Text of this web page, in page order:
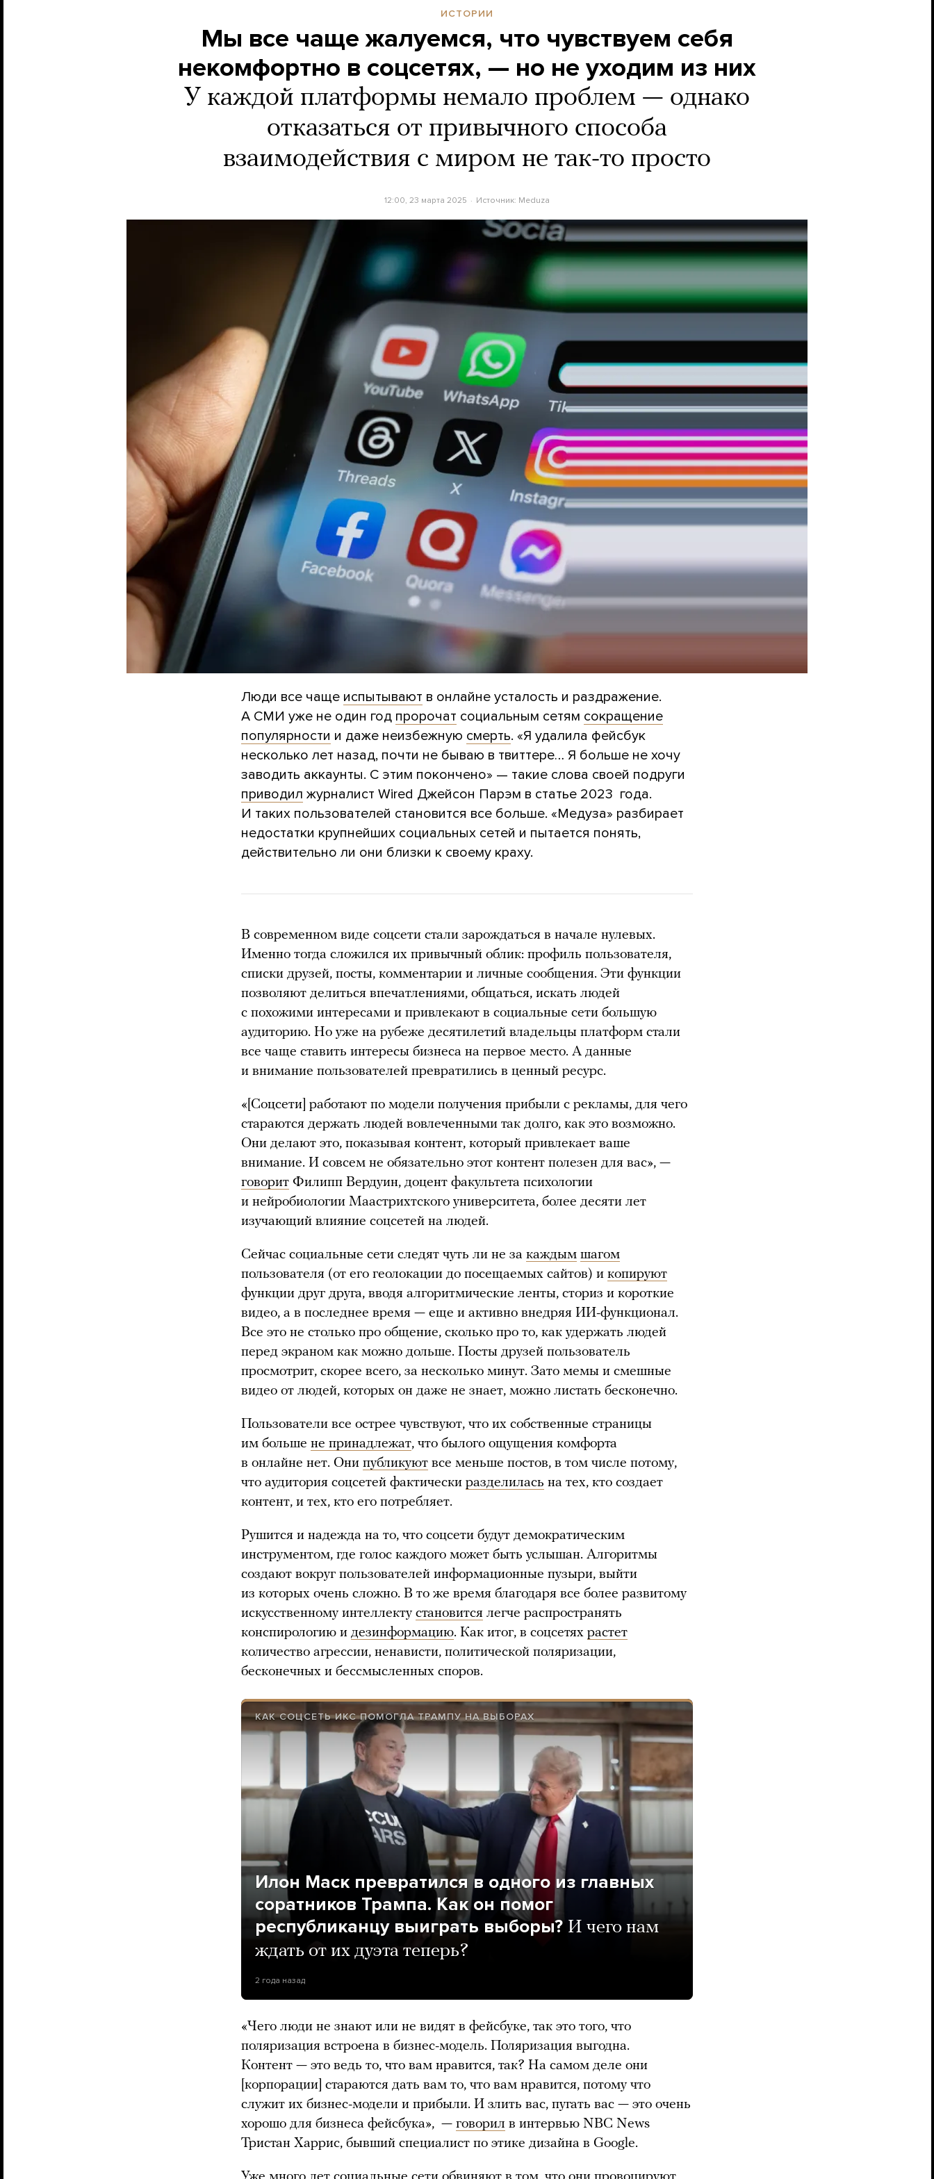
ИСТОРИИ
Мы все чаще жалуемся, что чувствуем себя
некомфортно в соцсетях, — но не уходим из них
У каждой платформы немало проблем — однако
отказаться от привычного способа
взаимодействия с миром не так-то просто
12:00, 23 марта 2025 Источник: Meduza
Люди все чаще испытывают в онлайне усталость и раздражение.
А СМИ уже не один год пророчат социальным сетям сокращение
популярности и даже неизбежную смерть. «Я удалила фейсбук
несколько лет назад, почти не бываю в твиттере… Я больше не хочу
заводить аккаунты. С этим покончено» — такие слова своей подруги
приводил журналист Wired Джейсон Парэм в статье 2023 года.
И таких пользователей становится все больше. «Медуза» разбирает
недостатки крупнейших социальных сетей и пытается понять,
действительно ли они близки к своему краху.
В современном виде соцсети стали зарождаться в начале нулевых.
Именно тогда сложился их привычный облик: профиль пользователя,
списки друзей, посты, комментарии и личные сообщения. Эти функции
позволяют делиться впечатлениями, общаться, искать людей
с похожими интересами и привлекают в социальные сети большую
аудиторию. Но уже на рубеже десятилетий владельцы платформ стали
все чаще ставить интересы бизнеса на первое место. А данные
и внимание пользователей превратились в ценный ресурс.
«[Соцсети] работают по модели получения прибыли с рекламы, для чего
стараются держать людей вовлеченными так долго, как это возможно.
Они делают это, показывая контент, который привлекает ваше
внимание. И совсем не обязательно этот контент полезен для вас», —
говорит Филипп Вердуин, доцент факультета психологии
и нейробиологии Маастрихтского университета, более десяти лет
изучающий влияние соцсетей на людей.
Сейчас социальные сети следят чуть ли не за каждым шагом
пользователя (от его геолокации до посещаемых сайтов) и копируют
функции друг друга, вводя алгоритмические ленты, сториз и короткие
видео, а в последнее время — еще и активно внедряя ИИ-функционал.
Все это не столько про общение, сколько про то, как удержать людей
перед экраном как можно дольше. Посты друзей пользователь
просмотрит, скорее всего, за несколько минут. Зато мемы и смешные
видео от людей, которых он даже не знает, можно листать бесконечно.
Пользователи все острее чувствуют, что их собственные страницы
им больше не принадлежат, что былого ощущения комфорта
в онлайне нет. Они публикуют все меньше постов, в том числе потому,
что аудитория соцсетей фактически разделилась на тех, кто создает
контент, и тех, кто его потребляет.
Рушится и надежда на то, что соцсети будут демократическим
инструментом, где голос каждого может быть услышан. Алгоритмы
создают вокруг пользователей информационные пузыри, выйти
из которых очень сложно. В то же время благодаря все более развитому
искусственному интеллекту становится легче распространять
конспирологию и дезинформацию. Как итог, в соцсетях растет
количество агрессии, ненависти, политической поляризации,
бесконечных и бессмысленных споров.
КАК СОЦСЕТЬ ИКС ПОМОГЛА ТРАМПУ НА ВЫБОРАХ
Илон Маск превратился в одного из главных
соратников Трампа. Как он помог
республиканцу выиграть выборы? И чего нам
ждать от их дуэта теперь?
2 года назад
«Чего люди не знают или не видят в фейсбуке, так это того, что
поляризация встроена в бизнес-модель. Поляризация выгодна.
Контент — это ведь то, что вам нравится, так? На самом деле они
[корпорации] стараются дать вам то, что вам нравится, потому что
служит их бизнес-модели и прибыли. И злить вас, пугать вас — это очень
хорошо для бизнеса фейсбука», — говорил в интервью NBC News
Тристан Харрис, бывший специалист по этике дизайна в Google.